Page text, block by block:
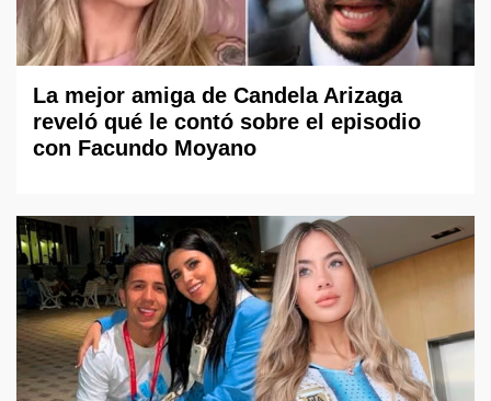
La mejor amiga de Candela Arizaga
reveló qué le contó sobre el episodio
con Facundo Moyano